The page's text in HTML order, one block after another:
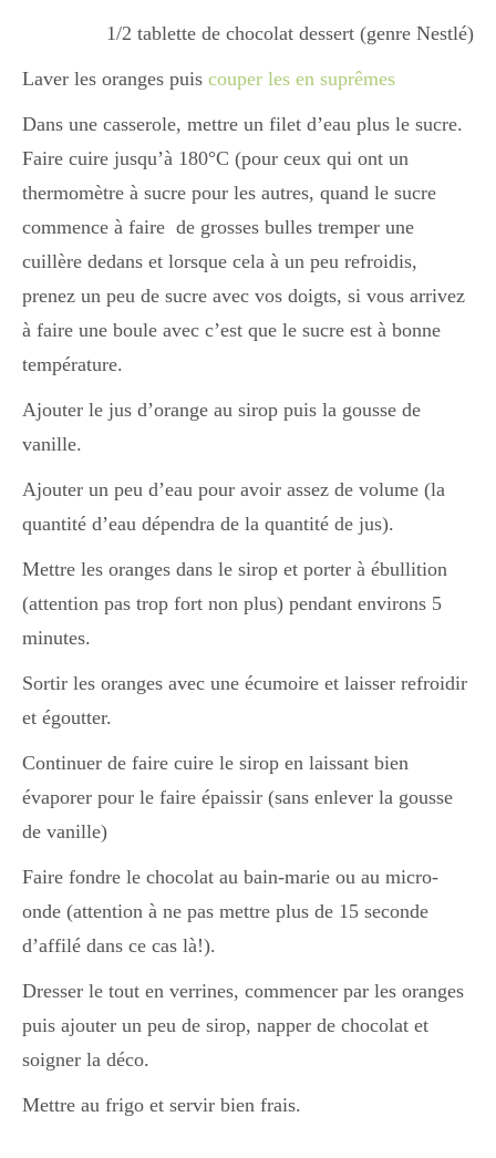
Les classiques
Mes amis en cuisine
Recettes Végétariennes
Tuto
Divers
Semaines Spéciales
apéro
Japon
Boulette
1/2 tablette de chocolat dessert (genre Nestlé)
Laver les oranges puis couper les en suprêmes
Dans une casserole, mettre un filet d’eau plus le sucre.
Faire cuire jusqu’à 180°C (pour ceux qui ont un
thermomètre à sucre pour les autres, quand le sucre
commence à faire de grosses bulles tremper une
cuillère dedans et lorsque cela à un peu refroidis,
prenez un peu de sucre avec vos doigts, si vous arrivez
à faire une boule avec c’est que le sucre est à bonne
température.
Ajouter le jus d’orange au sirop puis la gousse de
vanille.
Ajouter un peu d’eau pour avoir assez de volume (la
quantité d’eau dépendra de la quantité de jus).
Mettre les oranges dans le sirop et porter à ébullition
(attention pas trop fort non plus) pendant environs 5
minutes.
Sortir les oranges avec une écumoire et laisser refroidir
et égoutter.
Continuer de faire cuire le sirop en laissant bien
évaporer pour le faire épaissir (sans enlever la gousse
de vanille)
Faire fondre le chocolat au bain-marie ou au micro-
onde (attention à ne pas mettre plus de 15 seconde
d’affilé dans ce cas là!).
Dresser le tout en verrines, commencer par les oranges
puis ajouter un peu de sirop, napper de chocolat et
soigner la déco.
Mettre au frigo et servir bien frais.